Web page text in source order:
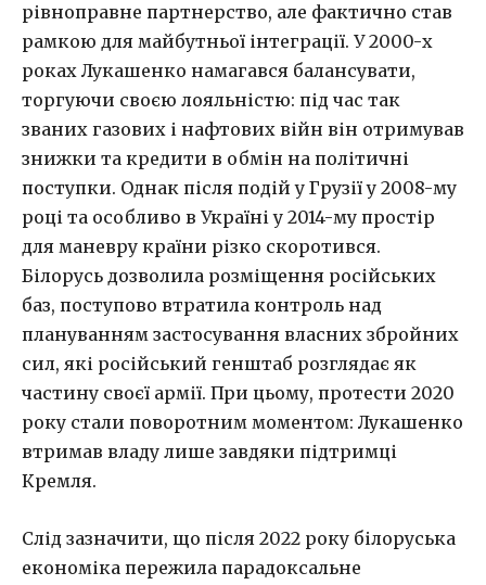
рівноправне партнерство, але фактично став
рамкою для майбутньої інтеграції. У 2000-х
роках Лукашенко намагався балансувати,
торгуючи своєю лояльністю: під час так
званих газових і нафтових війн він отримував
знижки та кредити в обмін на політичні
поступки. Однак після подій у Грузії у 2008-му
році та особливо в Україні у 2014-му простір
для маневру країни різко скоротився.
Білорусь дозволила розміщення російських
баз, поступово втратила контроль над
плануванням застосування власних збройних
сил, які російський генштаб розглядає як
частину своєї армії. При цьому, протести 2020
року стали поворотним моментом: Лукашенко
втримав владу лише завдяки підтримці
Кремля.
Слід зазначити, що після 2022 року білоруська
економіка пережила парадоксальне